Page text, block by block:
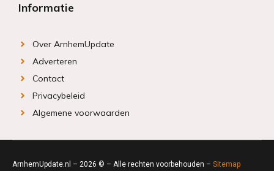
Informatie
Over ArnhemUpdate
Adverteren
Contact
Privacybeleid
Algemene voorwaarden
ArnhemUpdate.nl – 2026 © – Alle rechten voorbehouden – Sitemap